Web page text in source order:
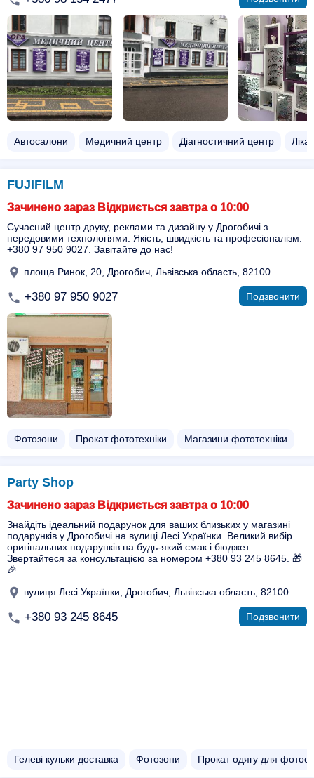
Автосалони Медичний центр Діагностичний центр
FUJIFILM
Зачинено зараз Відкриється завтра о 10:00
Сучасний центр друку, реклами та дизайну у Дрогобичі з
передовими технологіями. Якість, швидкість та професіоналізм.
+380 97 950 9027. Завітайте до нас!
площа Ринок, 20, Дрогобич, Львівська область, 82100
+380 97 950 9027 Подзвонити
Фотозони Прокат фототехніки Магазини фототехніки
Party Shop
Зачинено зараз Відкриється завтра о 10:00
Знайдіть ідеальний подарунок для ваших близьких у магазині
подарунків у Дрогобичі на вулиці Лесі Українки. Великий вибір
оригінальних подарунків на будь-який смак і бюджет.
Звертайтеся за консультацією за номером +380 93 245 8645. 🎁
🎉
вулиця Лесі Українки, Дрогобич, Львівська область, 82100
+380 93 245 8645 Подзвонити
Гелеві кульки доставка Фотозони Прокат одягу для